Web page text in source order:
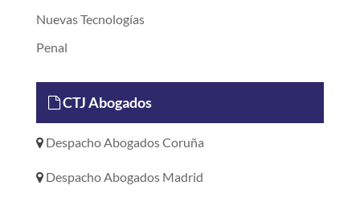
Nuevas Tecnologías
Penal
CTJ Abogados
Despacho Abogados Coruña
Despacho Abogados Madrid